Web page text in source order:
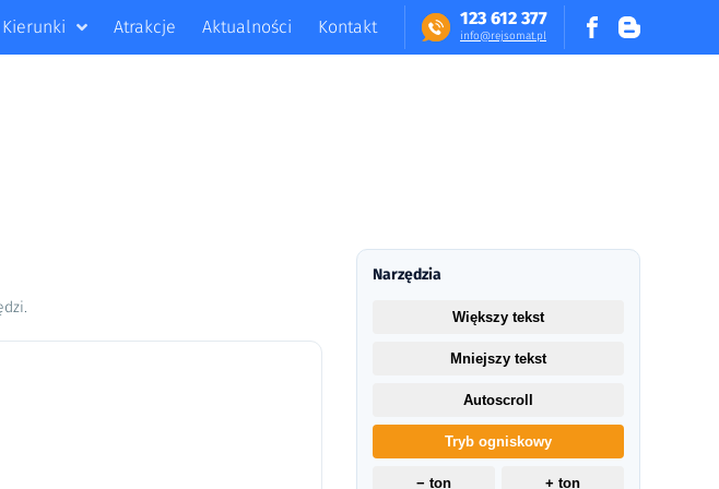
123 612 377
in​fo​@​​rej​somat​.​pl
Kierunki Atrakcje Aktualności Kontakt
Narzędzia
Większy tekst
Mniejszy tekst
Autoscroll
Tryb ogniskowy
− ton + ton